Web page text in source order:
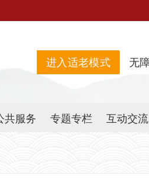
无
进入适老模式
共服务 专题专栏
互动交流